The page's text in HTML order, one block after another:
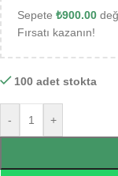
Sepete ₺900.00
Fırsatı kazanın!
100 adet stokta
- +